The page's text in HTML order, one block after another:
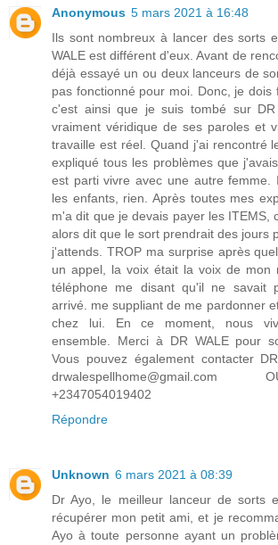
Anonymous 5 mars 2021 à 16:48
Ils sont nombreux à lancer des sorts
WALE est différent d'eux. Avant de
déjà essayé un ou deux lanceurs de
pas fonctionné pour moi. Donc, je dois
c'est ainsi que je suis tombé sur DR
vraiment véridique de ses paroles et
travaille est réel. Quand j'ai rencontré
expliqué tous les problèmes que
est parti vivre avec une autre femme.
les enfants, rien. Après toutes mes
m'a dit que je devais payer les ITEMS,
alors dit que le sort prendrait des jours
j'attends. TROP ma surprise après
un appel, la voix était la voix de mon
téléphone me disant qu'il ne savait
arrivé. me suppliant de me pardonner
chez lui. En ce moment, nous
ensemble. Merci à DR WALE pour
Vous pouvez également contacter
+2347054019402
Répondre
Unknown 6 mars 2021 à 08:39
Dr Ayo, le meilleur lanceur de sorts
récupérer mon petit ami, et je
Ayo à toute personne ayant un